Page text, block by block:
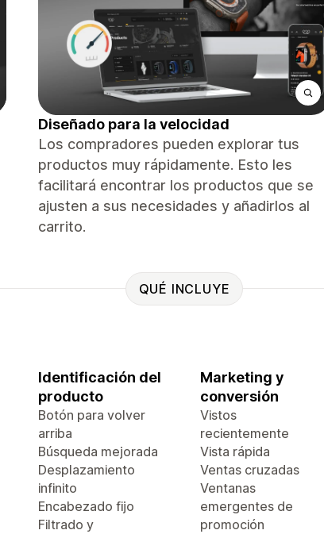
Diseñado para la velocidad
Los compradores pueden explorar tus
productos muy rápidamente. Esto les
facilitará encontrar los productos que se
ajusten a sus necesidades y añadirlos al
carrito.
QUÉ INCLUYE
Identificación del
producto
Botón para volver
arriba
Búsqueda mejorada
Desplazamiento
infinito
Encabezado fijo
Filtrado y
Marketing y
conversión
Vistos
recientemente
Vista rápida
Ventas cruzadas
Ventanas
emergentes de
promoción